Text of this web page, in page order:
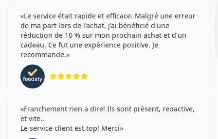
Le service était rapide et efficace. Malgré une erreur
de ma part lors de l'achat, j'ai bénéficié d'une
réduction de 10 % sur mon prochain achat et d'un
cadeau. Ce fut une expérience positive. Je
recommande.
Franchement rien a dire! Ils sont présent, reoactive,
et vite..
Le service client est top! Merci